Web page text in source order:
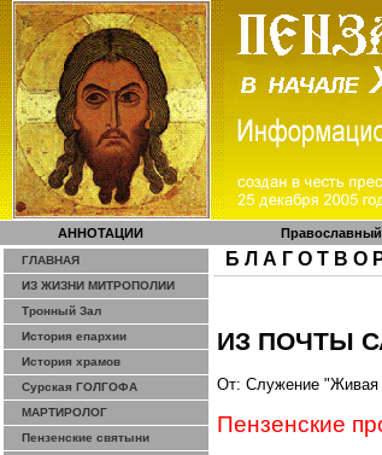
АННОТАЦИИ
ГЛАВНАЯ
ИЗ ЖИЗНИ МИТРОПОЛИИ
Тронный Зал
История епархии
История храмов
Сурская ГОЛГОФА
МАРТИРОЛОГ
Пензенские святыни
Б Л А Г О Т В О
ИЗ ПОЧТЫ
От: Служение "Живая
Пензенские